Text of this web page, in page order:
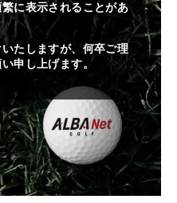
に表示されることがあ
たしますが、何卒ご理
申し上げます。